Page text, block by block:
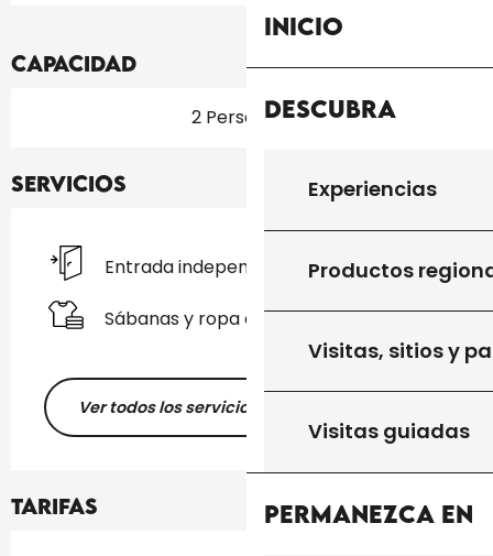
Inicio
Descubra
Experiencias
Productos
Visitas, sitios y
Visitas guiadas
Permanezca en
Capacidad
2 Persona(s)
Servicios
Entrada independiente
Sábanas y ropa de cama
Ver todos los servicios
Tarifas